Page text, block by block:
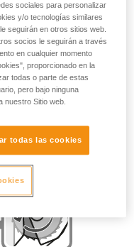
Si no bloquea,
el estado del
sociales para personalizar
y/o tecnologías similares
seguirán en otros sitios web.
socios le seguirán a través
en cualquier momento
proporcionado en la
todas o parte de estas
pero bajo ninguna
nuestro Sitio web.
todas las cookies